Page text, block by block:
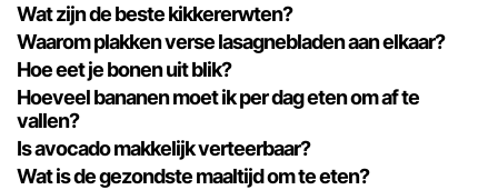
Wat zijn de beste kikkererwten?
Waarom plakken verse lasagnebladen aan elkaar?
Hoe eet je bonen uit blik?
Hoeveel bananen moet ik per dag eten om af te
vallen?
Is avocado makkelijk verteerbaar?
Wat is de gezondste maaltijd om te eten?